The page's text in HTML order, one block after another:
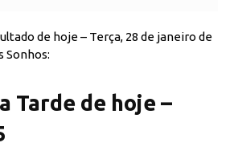
de hoje – Terça, 28 de janeiro de
Sonhos:
Tarde de hoje –